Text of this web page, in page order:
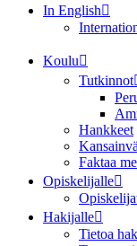
In English
Koulu
Tutkinnot
Hankkeet
Faktaa
Opiskelijalle
Hakijalle
Tietoa